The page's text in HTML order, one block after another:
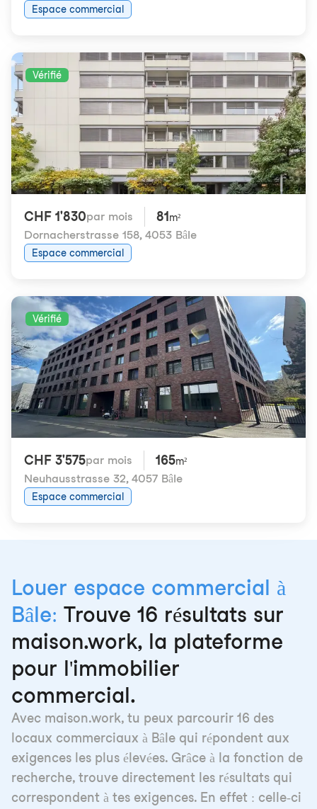
Espace commercial
Vérifié
CHF 1'830par mois 81 m²
Dornacherstrasse 158, 4053 Bâle
Espace commercial
Vérifié
CHF 3'575par mois 165m²
Neuhausstrasse 32, 4057 Bâle
Espace commercial
Louer espace commercial à
Bâle: Trouve 16 résultats sur
maison.work, la plateforme
pour l'immobilier
commercial.
Avec maison.work, tu peux parcourir 16 des
locaux commerciaux à Bâle qui répondent aux
exigences les plus élevées. Grâce à la fonction de
recherche, trouve directement les résultats qui
correspondent à tes exigences. En effet : celle-ci